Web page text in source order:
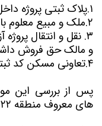
۱.پلاک ثبتی پروژه داخل قرارداد ذکر شود
۲.ملک و مبیع معلوم باشد متراژ و تمام امکانات
۳. نقل و انتقال پروژه آزاد باشد
و مالک حق فروش
۴.تعاونی مسکن کد ثبتی داشته باشد
پس از بررسی این
های معروف منطقه ۲۲ میپردازیم